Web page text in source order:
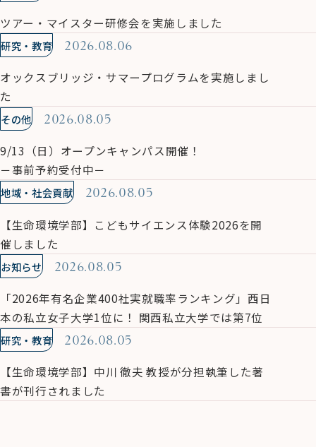
ツアー・マイスター研修会を実施しました
研究・教育 2026.08.06
オックスブリッジ・サマープログラムを実施しまし
た
その他 2026.08.05
9/13（日）オープンキャンパス開催！
－事前予約受付中－
地域・社会貢献 2026.08.05
【生命環境学部】こどもサイエンス体験2026を開
催しました
お知らせ 2026.08.05
「2026年有名企業400社実就職率ランキング」西日
本の私立女子大学1位に！ 関西私立大学では第7位
研究・教育 2026.08.05
【生命環境学部】中川 徹夫 教授が分担執筆した著
書が刊行されました